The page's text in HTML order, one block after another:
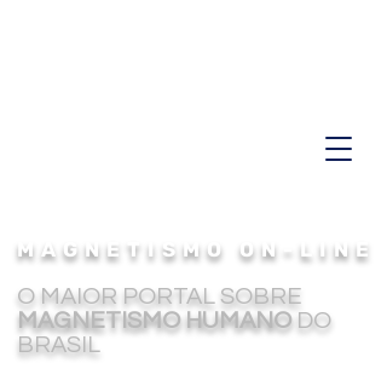
MAGNETISMO ON-LINE
O MAIOR PORTAL SOBRE
MAGNETISMO HUMANODO
BRASIL